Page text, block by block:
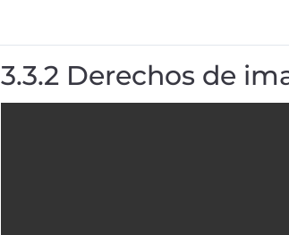
3.3.2 Derechos de